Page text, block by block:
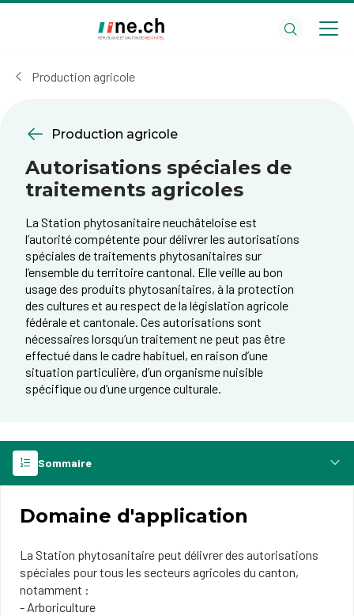
cookies
Production agricole
Production agricole
Autorisations spéciales de
traitements agricoles
La Station phytosanitaire neuchâteloise est
l’autorité compétente pour délivrer les autorisations
spéciales de traitements phytosanitaires sur
l’ensemble du territoire cantonal. Elle veille au bon
usage des produits phytosanitaires, à la protection
des cultures et au respect de la législation agricole
fédérale et cantonale. Ces autorisations sont
nécessaires lorsqu’un traitement ne peut pas être
effectué dans le cadre habituel, en raison d’une
situation particulière, d’un organisme nuisible
spécifique ou d’une urgence culturale.
Sommaire
Domaine d'application
La Station phytosanitaire peut délivrer des autorisations
spéciales pour tous les secteurs agricoles du canton,
notamment :
- Arboriculture